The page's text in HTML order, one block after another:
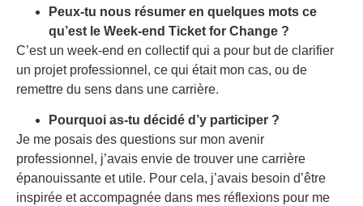
Peux-tu nous résumer en quelques mots ce
qu’est le Week-end Ticket for Change ?
C’est un week-end en collectif qui a pour but de clarifier
un projet professionnel, ce qui était mon cas, ou de
remettre du sens dans une carrière.
Pourquoi as-tu décidé d’y participer ?
Je me posais des questions sur mon avenir
professionnel, j’avais envie de trouver une carrière
épanouissante et utile. Pour cela, j’avais besoin d’être
inspirée et accompagnée dans mes réflexions pour me